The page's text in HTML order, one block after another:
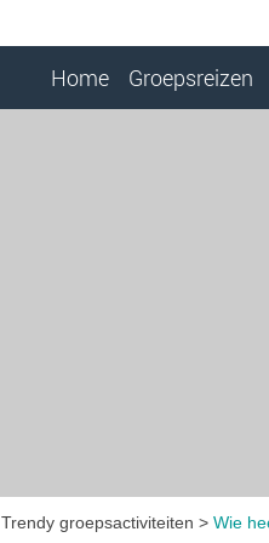
Home Groepsreizen
Trendy groepsactiviteiten Wie